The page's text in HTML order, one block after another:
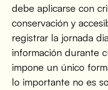
debe aplicarse con
conservación y
registrar la jornada
información durante
impone un único
lo importante no es